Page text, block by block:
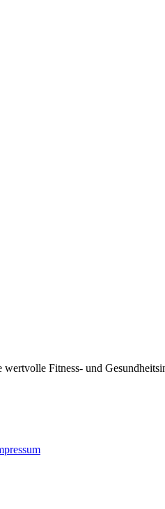
Fitness- und